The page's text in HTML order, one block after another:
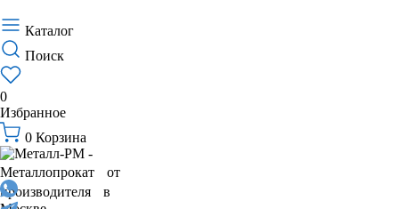
Каталог
Поиск
0
Избранное
0 Корзина